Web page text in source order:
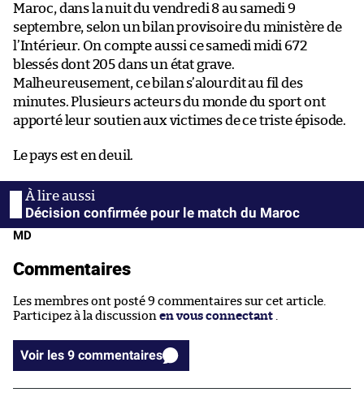
Maroc, dans la nuit du vendredi 8 au samedi 9
septembre, selon un bilan provisoire du ministère de
l’Intérieur. On compte aussi ce samedi midi 672
blessés dont 205 dans un état grave.
Malheureusement, ce bilan s’alourdit au fil des
minutes. Plusieurs acteurs du monde du sport ont
apporté leur soutien aux victimes de ce triste épisode.
Le pays est en deuil.
Décision confirmée pour le match du Maroc
MD
Commentaires
Les membres ont posté 9 commentaires sur cet article.
Participez à la discussion en vous connectant
Voir les 9 commentaires